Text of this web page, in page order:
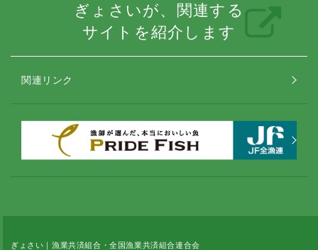
ぎょさいが、関連する
サイトを紹介します
関連リンク
ぎょさい｜漁業共済組合・全国漁業共済組合連合会